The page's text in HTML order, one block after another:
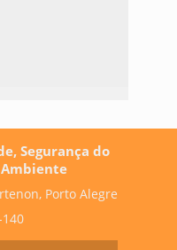
Segurança do
Porto Alegre
140